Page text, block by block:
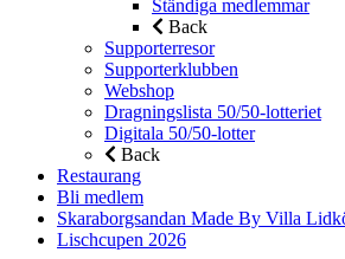
Ständiga medlemmar
Back
Supporterresor
Supporterklubben
Webshop
Dragningslista 50/50-lotteriet
Digitala 50/50-lotter
Back
Restaurang
Bli medlem
Skaraborgsandan Made By Villa
Lischcupen 2026